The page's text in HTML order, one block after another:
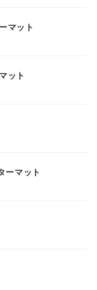
マット
ット
ーマット